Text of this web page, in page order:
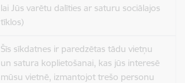
lai Jūs varētu dalīties ar saturu sociālajos
tīklos)
Šīs sīkdatnes ir paredzētas tādu vietņu
un satura koplietošanai, kas jūs interesē
mūsu vietnē, izmantojot trešo personu